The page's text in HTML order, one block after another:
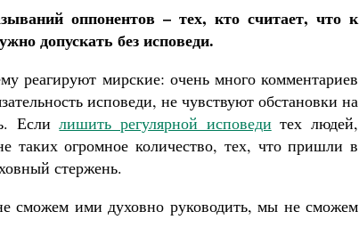
оппонентов – тех, кто считает, что к
допускать без исповеди.
реагируют мирские: очень много комментариев
исповеди, не чувствуют обстановки на
Еслилишить регулярной исповеди тех людей,
таких огромное количество, тех, что пришли в
стержень.
сможем ими духовно руководить, мы не сможем